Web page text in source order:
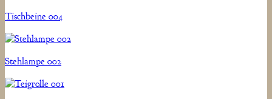
Tischbeine 004
Stehlampe 002